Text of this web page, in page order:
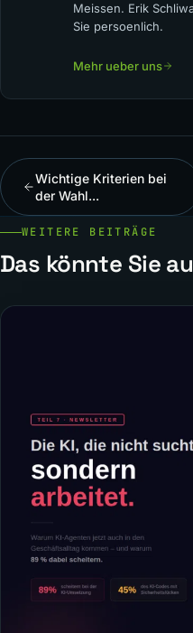
Meissen. Erik
Sie persoenlich.
Mehr ueber uns
Wichtige Kriterien bei
der Wahl...
WEITERE BEITRÄGE
Das könnte Sie